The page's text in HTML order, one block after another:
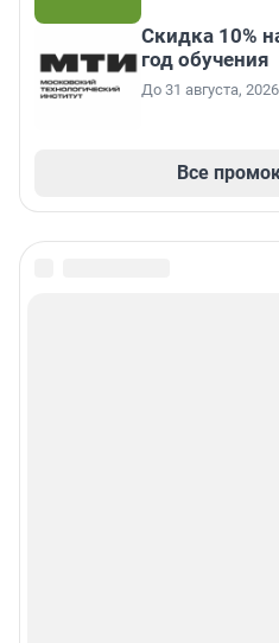
Скидка 10%
год обучения
До 31 августа, 2026
Все